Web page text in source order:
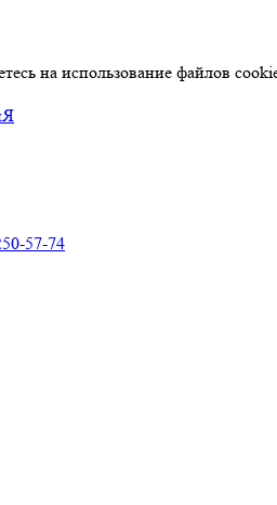
на использование файлов
57-74